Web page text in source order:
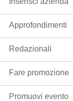
Approfondimenti
Redazionali
Fare promozione
Promuovi evento